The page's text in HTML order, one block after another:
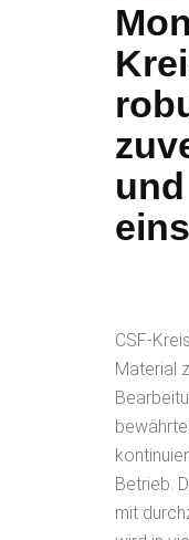
CSF-
Material
Betrieb.
mit